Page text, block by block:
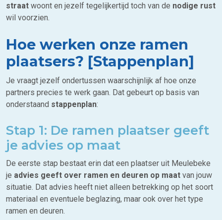
straat woont en jezelf tegelijkertijd toch van de nodige rust
wil voorzien.
Hoe werken onze ramen
plaatsers? [Stappenplan]
Je vraagt jezelf ondertussen waarschijnlijk af hoe onze
partners precies te werk gaan. Dat gebeurt op basis van
onderstaand stappenplan:
Stap 1: De ramen plaatser geeft
je advies op maat
De eerste stap bestaat erin dat een plaatser uit Meulebeke
je advies geeft over ramen en deuren op maat van jouw
situatie. Dat advies heeft niet alleen betrekking op het soort
materiaal en eventuele beglazing, maar ook over het type
ramen en deuren.